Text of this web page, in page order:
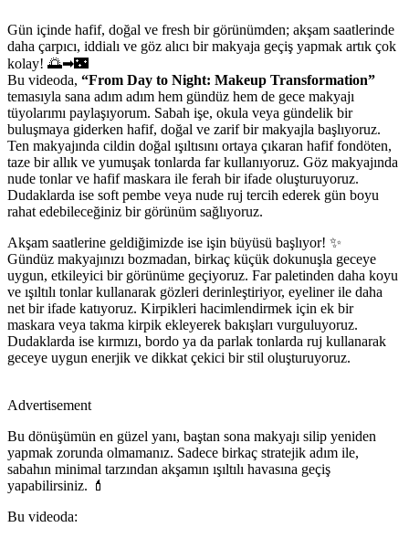
Gün içinde hafif, doğal ve fresh bir görünümden; akşam saatlerinde
daha çarpıcı, iddialı ve göz alıcı bir makyaja geçiş yapmak artık çok
kolay! 🌅➡🌃
Bu videoda, “From Day to Night: Makeup Transformation”
temasıyla sana adım adım hem gündüz hem de gece makyajı
tüyolarımı paylaşıyorum. Sabah işe, okula veya gündelik bir
buluşmaya giderken hafif, doğal ve zarif bir makyajla başlıyoruz.
Ten makyajında cildin doğal ışıltısını ortaya çıkaran hafif fondöten,
taze bir allık ve yumuşak tonlarda far kullanıyoruz. Göz makyajında
nude tonlar ve hafif maskara ile ferah bir ifade oluşturuyoruz.
Dudaklarda ise soft pembe veya nude ruj tercih ederek gün boyu
rahat edebileceğiniz bir görünüm sağlıyoruz.
Akşam saatlerine geldiğimizde ise işin büyüsü başlıyor! ✨
Gündüz makyajınızı bozmadan, birkaç küçük dokunuşla geceye
uygun, etkileyici bir görünüme geçiyoruz. Far paletinden daha koyu
ve ışıltılı tonlar kullanarak gözleri derinleştiriyor, eyeliner ile daha
net bir ifade katıyoruz. Kirpikleri hacimlendirmek için ek bir
maskara veya takma kirpik ekleyerek bakışları vurguluyoruz.
Dudaklarda ise kırmızı, bordo ya da parlak tonlarda ruj kullanarak
geceye uygun enerjik ve dikkat çekici bir stil oluşturuyoruz.
Advertisement
Bu dönüşümün en güzel yanı, baştan sona makyajı silip yeniden
yapmak zorunda olmamanız. Sadece birkaç stratejik adım ile,
sabahın minimal tarzından akşamın ışıltılı havasına geçiş
yapabilirsiniz. 💄
Bu videoda: